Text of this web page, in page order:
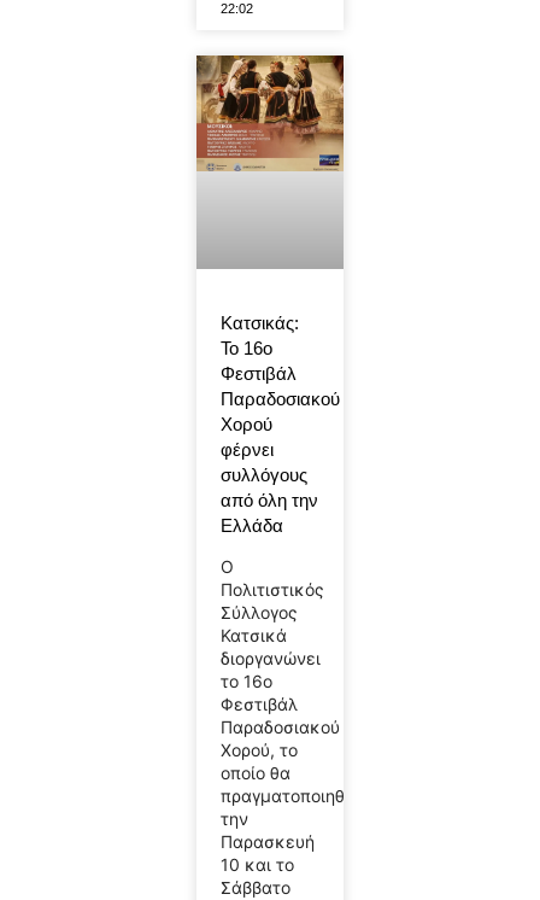
22:02
Κατσικάς:
Το 16ο
Φεστιβάλ
Παραδοσιακού
Χορού
φέρνει
συλλόγους
από όλη την
Ελλάδα
Ο
Πολιτιστικός
Σύλλογος
Κατσικά
διοργανώνει
το 16ο
Φεστιβάλ
Παραδοσιακού
Χορού, το
οποίο θα
πραγματοποιηθεί
την
Παρασκευή
10 και το
Σάββατο